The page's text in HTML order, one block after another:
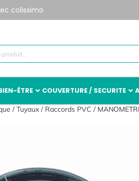
colissimo
ÊTRE COUVERTURE / SECURITE
/Tuyaux / Raccords PVC /